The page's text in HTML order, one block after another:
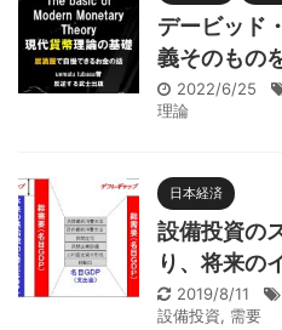
デービッド
義そのもの
2022/6/25
理論
日本経済
設備投資の
り、将来の
2019/8/11
設備投資, 需要